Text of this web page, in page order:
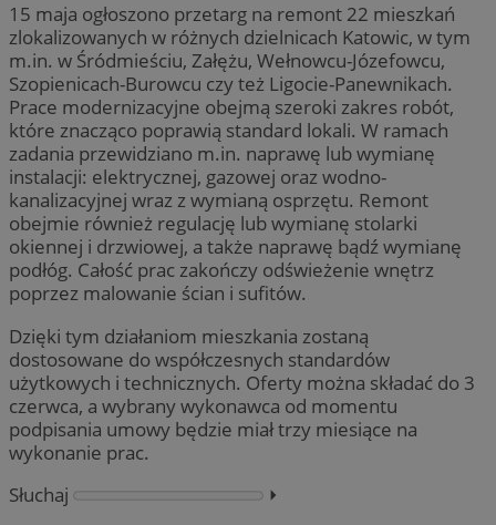
15 maja ogłoszono przetarg na remont 22 mieszkań
zlokalizowanych w różnych dzielnicach Katowic, w tym
m.in. w Śródmieściu, Załężu, Wełnowcu-Józefowcu,
Szopienicach-Burowcu czy też Ligocie-Panewnikach.
Prace modernizacyjne obejmą szeroki zakres robót,
które znacząco poprawią standard lokali. W ramach
zadania przewidziano m.in. naprawę lub wymianę
instalacji: elektrycznej, gazowej oraz wodno-
kanalizacyjnej wraz z wymianą osprzętu. Remont
obejmie również regulację lub wymianę stolarki
okiennej i drzwiowej, a także naprawę bądź wymianę
podłóg. Całość prac zakończy odświeżenie wnętrz
poprzez malowanie ścian i sufitów.
Dzięki tym działaniom mieszkania zostaną
dostosowane do współczesnych standardów
użytkowych i technicznych. Oferty można składać do 3
czerwca, a wybrany wykonawca od momentu
podpisania umowy będzie miał trzy miesiące na
wykonanie prac.
Słuchaj
⏵︎